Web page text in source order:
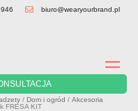
biuro@wearyourbrand.pl
/ Dom i ogród /Akcesoria
FRESA KIT